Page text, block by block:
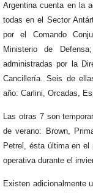
Argentina cuenta en la
todas en el Sector
por el Comando
Ministerio de
administradas por la
Cancillería. Seis de
año: Carlini, Orcadas,
Las otras 7 son
de verano: Brown,
Petrel, ésta última en
operativa durante el
Existen adicionalmente